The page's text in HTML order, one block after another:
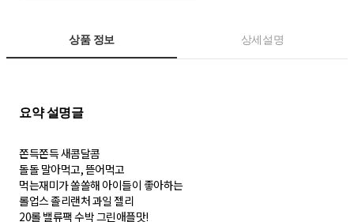
상품 정보 상세설명
요약 설명글
쫀득쫀득 새콤달콤
돌돌 말아먹고, 뜯어먹고
먹는재미가 쏠쏠해 아이들이 좋아하는
롤업스 졸리랜처 과일 젤리
20롤 밸류팩 수박 그린애플맛!